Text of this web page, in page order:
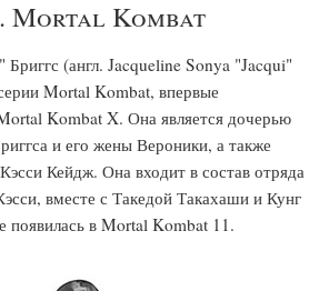
Mortal Kombat
(англ. Jacqueline Sonya "Jacqui"
Mortal Kombat, впервые
Kombat X. Она является дочерью
и его жены Вероники, а также
Кейдж. Она входит в состав отряда
вместе с Такедой Такахаши и Кунг
в Mortal Kombat 11.